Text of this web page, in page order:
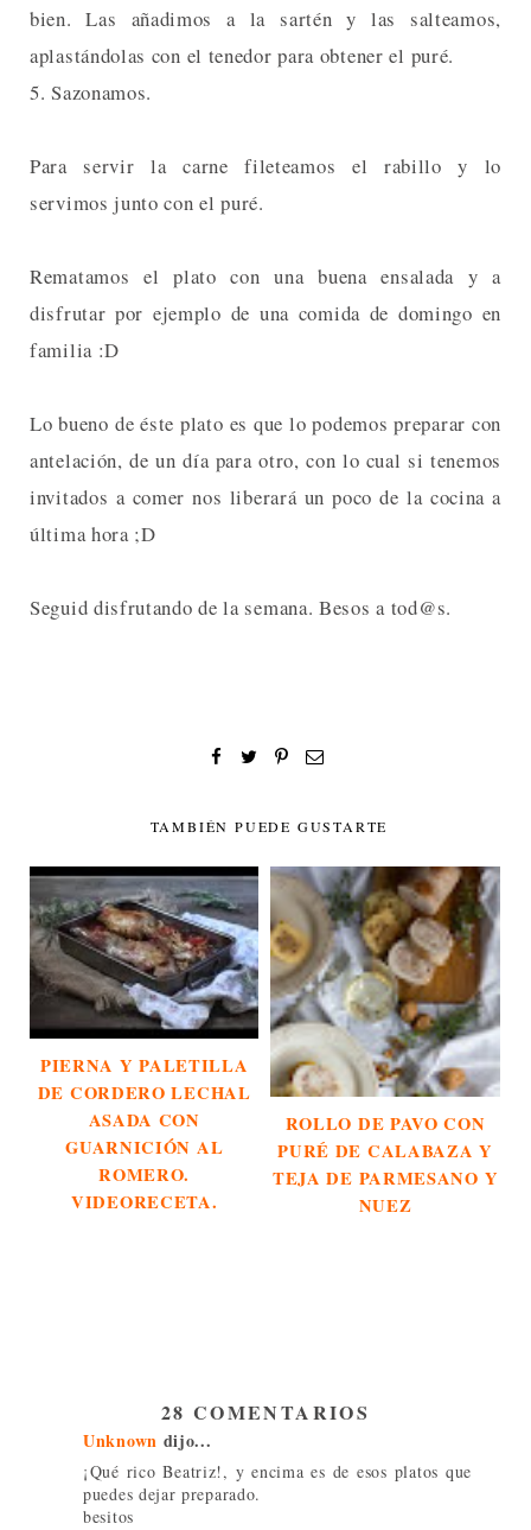
bien. Las añadimos a la sartén y las salteamos,
aplastándolas con el tenedor para obtener el puré.
5. Sazonamos.
Para servir la carne fileteamos el rabillo y lo
servimos junto con el puré.
Rematamos el plato con una buena ensalada y a
disfrutar por ejemplo de una comida de domingo en
familia :D
Lo bueno de éste plato es que lo podemos preparar con
antelación, de un día para otro, con lo cual si tenemos
invitados a comer nos liberará un poco de la cocina a
última hora ;D
Seguid disfrutando de la semana. Besos a tod@s.
TAMBIÉN PUEDE GUSTARTE
PIERNA Y PALETILLA
DE CORDERO LECHAL
ASADA CON
GUARNICIÓN AL
ROMERO.
VIDEORECETA.
ROLLO DE PAVO CON
PURÉ DE CALABAZA Y
TEJA DE PARMESANO Y
NUEZ
28 COMENTARIOS
Unknown dijo...
¡Qué rico Beatriz!, y encima es de esos platos que
puedes dejar preparado.
besitos